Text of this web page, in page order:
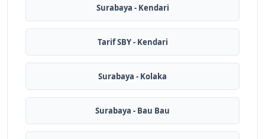
Surabaya - Kendari
Tarif SBY - Kendari
Surabaya - Kolaka
Surabaya - Bau Bau